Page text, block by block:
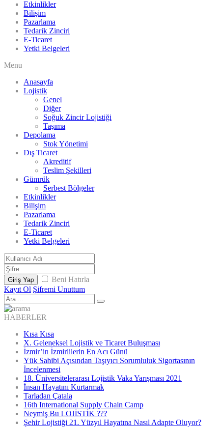
Etkinlikler
Bilişim
Pazarlama
Tedarik Zinciri
E-Ticaret
Yetki Belgeleri
Menu
Anasayfa
Lojistik
Genel
Diğer
Soğuk Zincir Lojistiği
Taşıma
Depolama
Stok Yönetimi
Dış Ticaret
Akreditif
Teslim Şekilleri
Gümrük
Serbest Bölgeler
Etkinlikler
Bilişim
Pazarlama
Tedarik Zinciri
E-Ticaret
Yetki Belgeleri
Giriş Yap
Beni Hatırla
Kayıt Ol Şifremi Unuttum
HABERLER
Kısa Kısa
X. Geleneksel Lojistik ve Ticaret Buluşması
İzmir’in İzmirlilerin En Acı Günü
Yük Sahibi Açısından Taşıyıcı Sorumluluk Sigortasının
İncelenmesi
18. Üniversitelerarası Lojistik Vaka Yarışması 2021
İnsan Hayatını Kurtarmak
Tarladan Çatala
16th International Supply Chain Camp
Neymiş Bu LOJİSTİK ???
Şehir Lojistiği 21. Yüzyıl Hayatına Nasıl Adapte Oluyor?